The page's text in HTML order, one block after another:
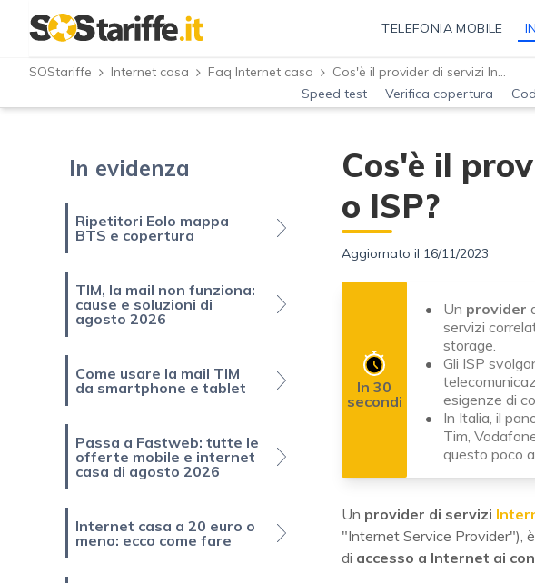
TELEFONIA MOBILE
SOStariffe Internet casa Faq Internet casa
Cos'è il provider di servizi Internet o ISP?
Speed test
Verifica copertura
In evidenza
Ripetitori Eolo mappa
BTS e copertura
TIM, la mail non funziona:
cause e soluzioni di
agosto 2026
Come usare la mail TIM
da smartphone e tablet
Passa a Fastweb: tutte le
offerte mobile e internet
casa di agosto 2026
Internet casa a 20 euro o
meno: ecco come fare
Cos'è il
o ISP?
Aggiornato il 16/11/2023
In 30
secondi
Un provider
servizi
storage.
Gli ISP
esigenze di
In Italia, il
Tim,
questo poco
Un provider di servizi
"Internet Service Provider"),
di accesso a Internet ai